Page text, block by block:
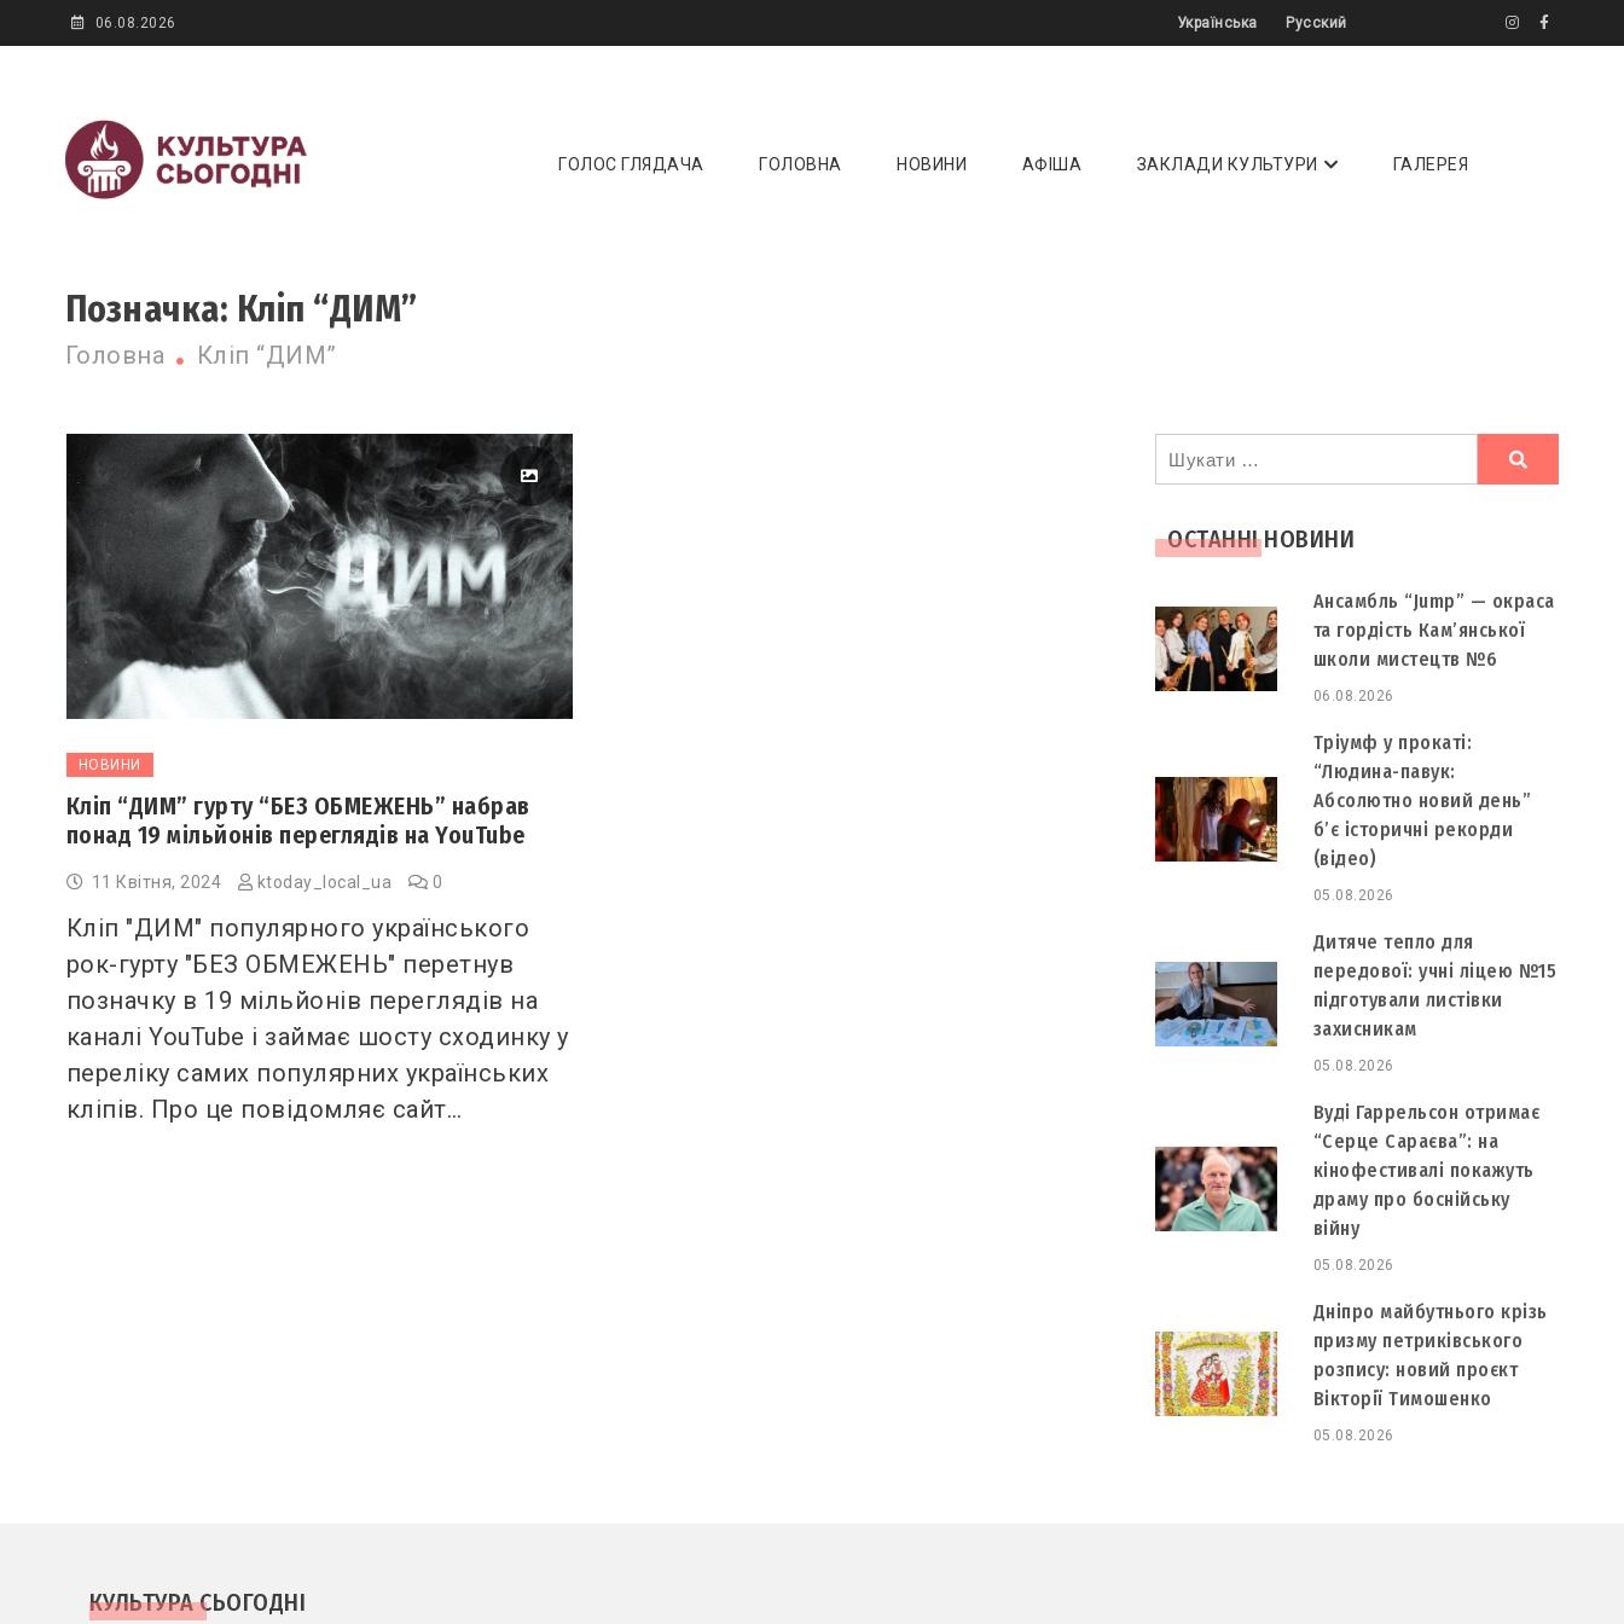
to
06.08.2026 Українська Русский
ktoday.com.ua
ГОЛОС ГЛЯДАЧА ГОЛОВНА НОВИНИ АФІША ЗАКЛАДИ КУЛЬТУРИ ГАЛЕРЕЯ
Позначка: Кліп “ДИМ”
Головна Кліп “ДИМ”
НОВИНИ
Кліп “ДИМ” гурту “БЕЗ ОБМЕЖЕНЬ” набрав
понад 19 мільйонів переглядів на YouTube
11 Квітня, 2024 ktoday_local_ua 0
Кліп "ДИМ" популярного українського
рок-гурту "БЕЗ ОБМЕЖЕНЬ" перетнув
позначку в 19 мільйонів переглядів на
каналі YouTube і займає шосту сходинку у
переліку самих популярних українських
кліпів. Про це повідомляє сайт…
Ви
шукали
ОСТАННІ НОВИНИ
Ансамбль “Jump” — окраса
та гордість Кам’янської
школи мистецтв №6
06.08.2026
Тріумф у прокаті:
“Людина-павук:
Абсолютно новий день”
б’є історичні рекорди
(відео)
05.08.2026
Дитяче тепло для
передової: учні ліцею №15
підготували листівки
захисникам
05.08.2026
Вуді Гаррельсон отримає
“Серце Сараєва”: на
кінофестивалі покажуть
драму про боснійську
війну
05.08.2026
Дніпро майбутнього крізь
призму петриківського
розпису: новий проєкт
Вікторії Тимошенко
05.08.2026
КУЛЬТУРА СЬОГОДНІ